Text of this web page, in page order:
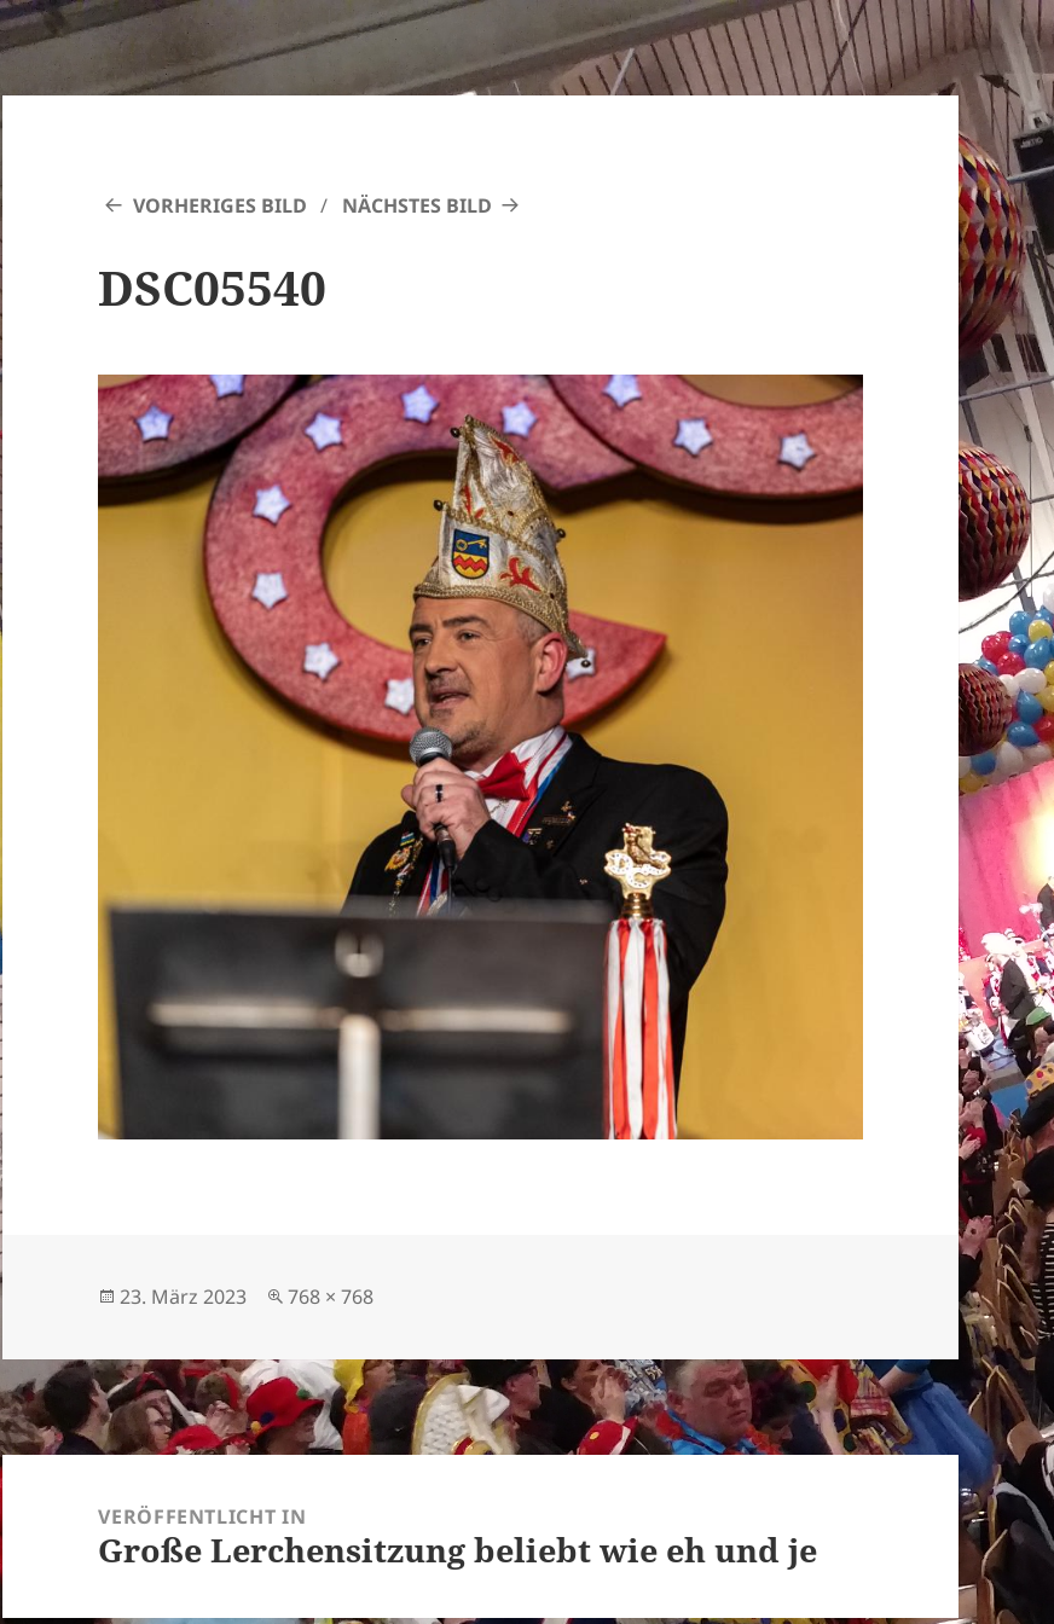
VORHERIGES BILD NÄCHSTES BILD
DSC05540
Veröffentlicht
23. März 2023 Originalgröße
768 × 768
Beitragsnavigation
VERÖFFENTLICHT IN
Große Lerchensitzung beliebt wie eh und je